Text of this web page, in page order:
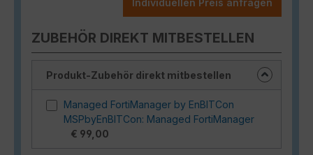
Individuellen Preis anfragen
ZUBEHÖR DIREKT MITBESTELLEN
Produkt-Zubehör direkt mitbestellen
Managed FortiManager by EnBITCon
MSPbyEnBITCon: Managed FortiManager
€ 99,00